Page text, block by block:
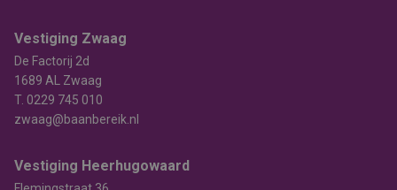
Vestiging Zwaag
De Factorij 2d
1689 AL Zwaag
T. 0229 745 010
zwaag@baanbereik.nl
Vestiging Heerhugowaard